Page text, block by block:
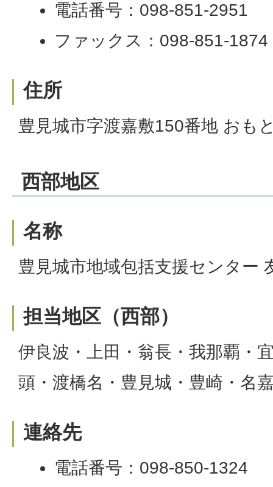
電話番号：098-851-2951
ファックス：098-851-1874
住所
豊見城市字渡嘉敷150番地 おも
西部地区
名称
豊見城市地域包括支援センター
担当地区（西部）
伊良波・上田・翁長・我那覇・
頭・渡橋名・豊見城・豊崎・名
連絡先
電話番号：098-850-1324